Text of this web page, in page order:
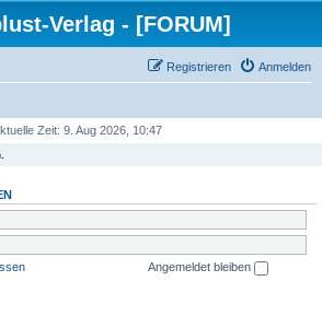
Verlag - [FORUM]
Anmelden
Registrieren
Zeit: 9. Aug 2026, 10:47
Angemeldet bleiben